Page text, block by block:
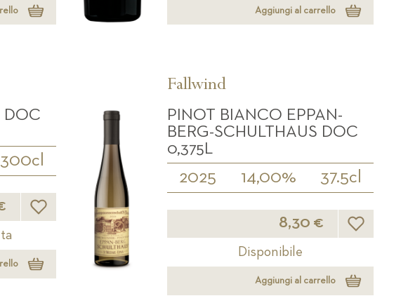
Aggiungi al carrello
DOC
300cl
Fallwind
PINOT BIANCO EPPAN-
BERG-SCHULTHAUS DOC
0,375L
2025 14,00% 37.5cl
8,30 €
Disponibile
Aggiungi al carrello